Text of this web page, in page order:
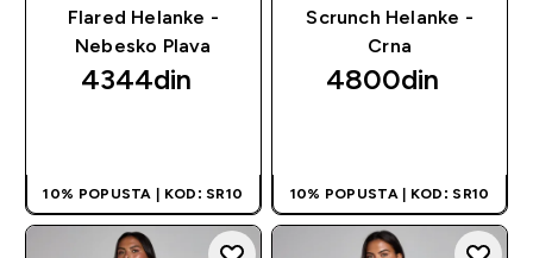
Flared Helanke -
Nebesko Plava
4344din‎
10% POPUSTA | KOD: SR10
Scrunch Helanke -
Crna
4800din‎
10% POPUSTA | KOD: SR10